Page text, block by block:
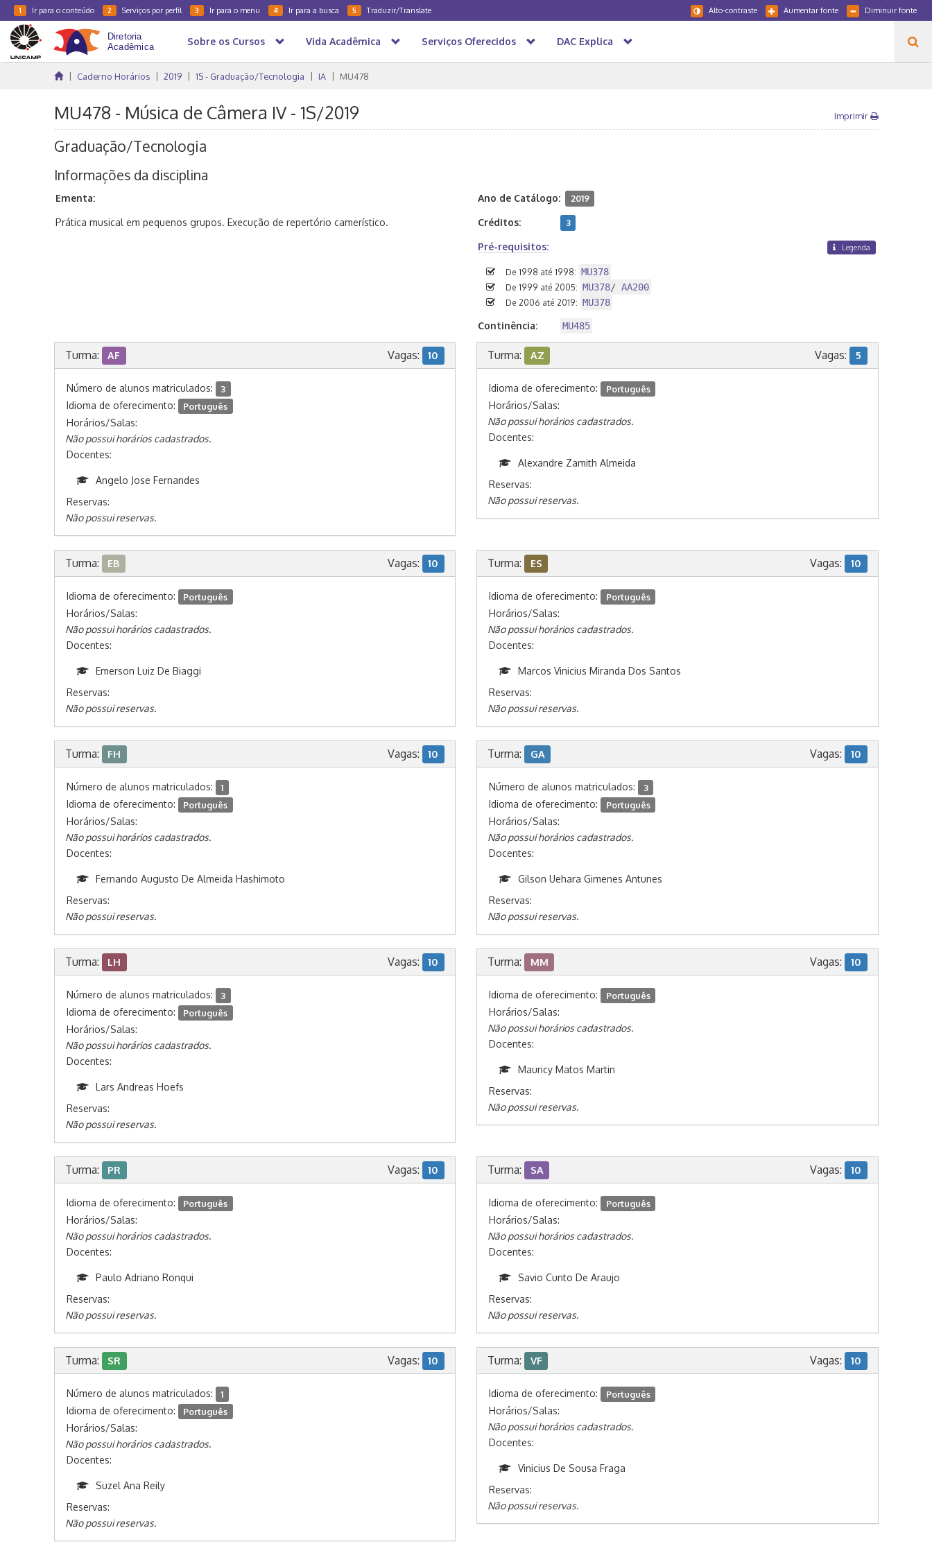
1 Ir para o conteúdo 2 Serviços por perfil 3 Ir para o menu 4 Ir para a busca 5 Traduzir/Translate Diminuir fonte
Aumentar fonte
Alto-contraste
Sobre os Cursos Vida Acadêmica Serviços Oferecidos DAC Explica
Caderno Horários 2019 1S - Graduação/Tecnologia IA MU478
MU478 - Música de Câmera IV - 1S/2019 Imprimir
Graduação/Tecnologia
Informações da disciplina
Ementa:
Prática musical em pequenos grupos. Execução de repertório camerístico.
Ano de Catálogo: 2019
Créditos: 3
Pré-requisitos: Legenda
De 1998 até 1998: MU378
De 1999 até 2005: MU378/ AA200
De 2006 até 2019: MU378
Continência: MU485
Turma: AF Vagas: 10
Número de alunos matriculados: 3
Idioma de oferecimento: Português
Horários/Salas:
Não possui horários cadastrados.
Docentes:
Angelo Jose Fernandes
Reservas:
Não possui reservas.
Turma: AZ Vagas: 5
Idioma de oferecimento: Português
Horários/Salas:
Não possui horários cadastrados.
Docentes:
Alexandre Zamith Almeida
Reservas:
Não possui reservas.
Turma: EB Vagas: 10
Idioma de oferecimento: Português
Horários/Salas:
Não possui horários cadastrados.
Docentes:
Emerson Luiz De Biaggi
Reservas:
Não possui reservas.
Turma: ES Vagas: 10
Idioma de oferecimento: Português
Horários/Salas:
Não possui horários cadastrados.
Docentes:
Marcos Vinicius Miranda Dos Santos
Reservas:
Não possui reservas.
Turma: FH Vagas: 10
Número de alunos matriculados: 1
Idioma de oferecimento: Português
Horários/Salas:
Não possui horários cadastrados.
Docentes:
Fernando Augusto De Almeida Hashimoto
Reservas:
Não possui reservas.
Turma: GA Vagas: 10
Número de alunos matriculados: 3
Idioma de oferecimento: Português
Horários/Salas:
Não possui horários cadastrados.
Docentes:
Gilson Uehara Gimenes Antunes
Reservas:
Não possui reservas.
Turma: LH Vagas: 10
Número de alunos matriculados: 3
Idioma de oferecimento: Português
Horários/Salas:
Não possui horários cadastrados.
Docentes:
Lars Andreas Hoefs
Reservas:
Não possui reservas.
Turma: MM Vagas: 10
Idioma de oferecimento: Português
Horários/Salas:
Não possui horários cadastrados.
Docentes:
Mauricy Matos Martin
Reservas:
Não possui reservas.
Turma: PR Vagas: 10
Idioma de oferecimento: Português
Horários/Salas:
Não possui horários cadastrados.
Docentes:
Paulo Adriano Ronqui
Reservas:
Não possui reservas.
Turma: SA Vagas: 10
Idioma de oferecimento: Português
Horários/Salas:
Não possui horários cadastrados.
Docentes:
Savio Cunto De Araujo
Reservas:
Não possui reservas.
Turma: SR Vagas: 10
Número de alunos matriculados: 1
Idioma de oferecimento: Português
Horários/Salas:
Não possui horários cadastrados.
Docentes:
Suzel Ana Reily
Reservas:
Não possui reservas.
Turma: VF Vagas: 10
Idioma de oferecimento: Português
Horários/Salas:
Não possui horários cadastrados.
Docentes:
Vinicius De Sousa Fraga
Reservas:
Não possui reservas.